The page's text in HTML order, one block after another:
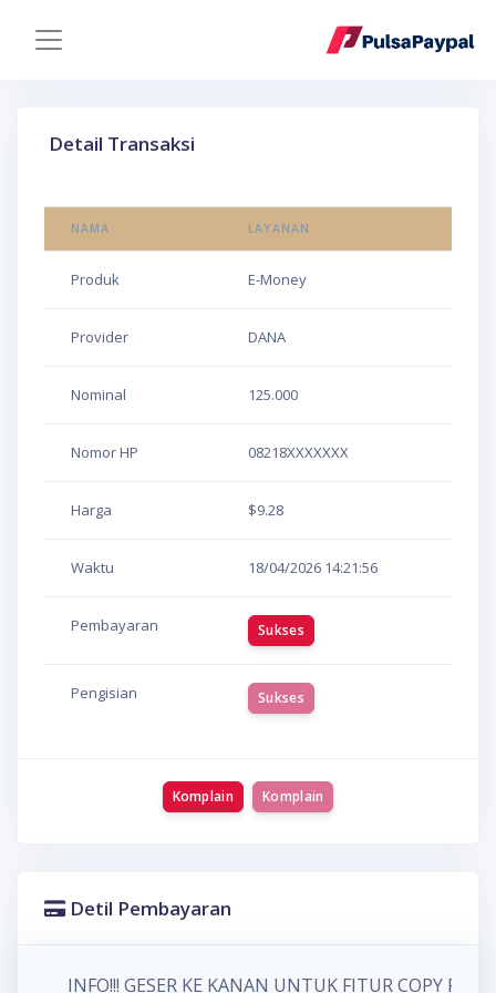
Detail Transaksi
NAMA LAYANAN
Produk E-Money
Provider DANA
Nominal 125.000
Nomor HP 08218XXXXXXX
Harga $9.28
Waktu 18/04/2026 14:21:56
Pembayaran Sukses
Pengisian Sukses
Komplain Komplain
Detil Pembayaran
INFO!!! GESER KE KANAN UNTUK FITUR COPY